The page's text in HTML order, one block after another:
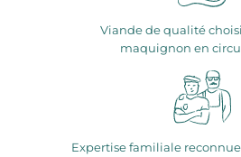
Viande de qualité
maquignon en
Expertise familiale